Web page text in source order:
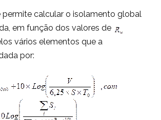
permite calcular o isolamento global
em função dos valores de
vários elementos que a
por: